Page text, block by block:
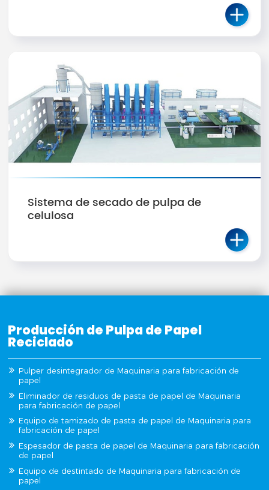
Sistema de secado de pulpa de
celulosa
Producción de Pulpa de Papel
Reciclado
Pulper desintegrador de Maquinaria para fabricación de
papel
Eliminador de residuos de pasta de papel de Maquinaria
para fabricación de papel
Equipo de tamizado de pasta de papel de Maquinaria para
fabricación de papel
Espesador de pasta de papel de Maquinaria para fabricación
de papel
Equipo de destintado de Maquinaria para fabricación de
papel